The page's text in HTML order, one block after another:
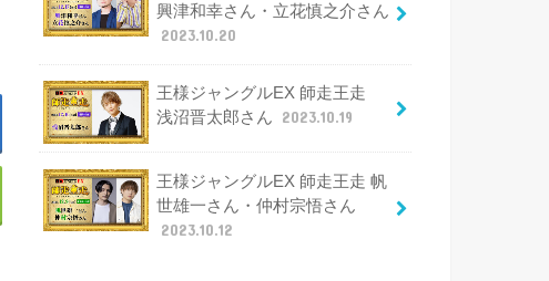
興津和幸さん・立花慎之介さん
2023.10.20
王様ジャングルEX 師走王走
浅沼晋太郎さん
2023.10.19
王様ジャングルEX 師走王走 帆
世雄一さん・仲村宗悟さん
2023.10.12